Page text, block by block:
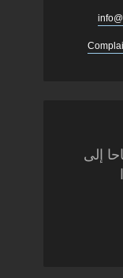
08:00 صباحا إلى